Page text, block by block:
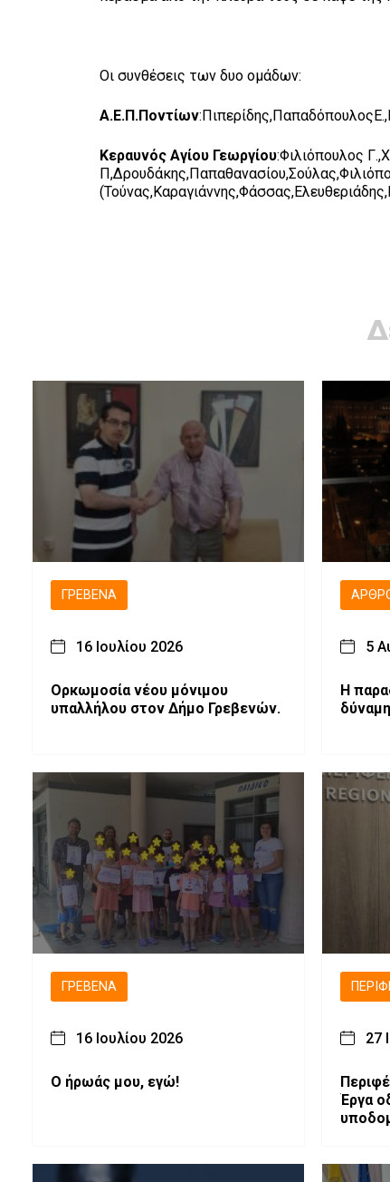
Οι συνθέσεις των δυο ομάδων:
Α.Ε.Π.Ποντίων
Κεραυνός Αγίου Γεωργίου:Φιλιόπουλος
ΓΡΕΒΕΝΆ
16 Ιουλίου 2026
Ορκωμοσία νέου μόνιμου
υπαλλήλου στον Δήμο Γρεβενών.
5
H
δύναμη
ΓΡΕΒΕΝΆ
16 Ιουλίου 2026
Ο ήρωάς μου, εγώ!
27
Έργα